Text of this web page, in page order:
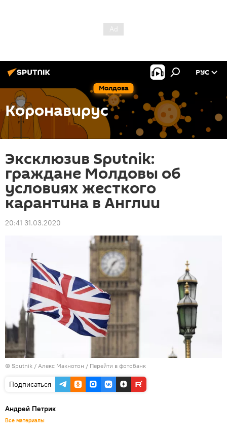
Молдова
РУС
Коронавирус
Эксклюзив Sputnik:
граждане Молдовы об
условиях жесткого
карантина в Англии
20:41 31.03.2020
© Sputnik / Алекс Макнотон / Перейти в фотобанк
Подписаться
Андрей Петрик
Все материалы